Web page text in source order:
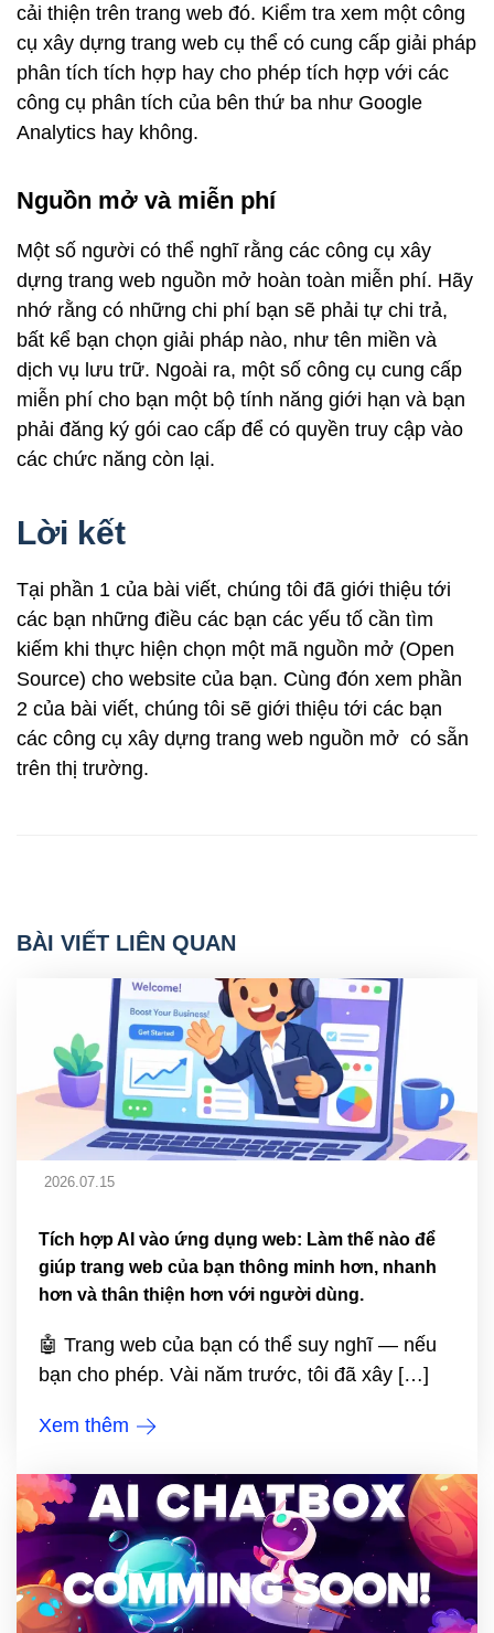
cải thiện trên trang web đó. Kiểm tra xem một công
cụ xây dựng trang web cụ thể có cung cấp giải pháp
phân tích tích hợp hay cho phép tích hợp với các
công cụ phân tích của bên thứ ba như Google
Analytics hay không.
Nguồn mở và miễn phí
Một số người có thể nghĩ rằng các công cụ xây
dựng trang web nguồn mở hoàn toàn miễn phí. Hãy
nhớ rằng có những chi phí bạn sẽ phải tự chi trả,
bất kể bạn chọn giải pháp nào, như tên miền và
dịch vụ lưu trữ. Ngoài ra, một số công cụ cung cấp
miễn phí cho bạn một bộ tính năng giới hạn và bạn
phải đăng ký gói cao cấp để có quyền truy cập vào
các chức năng còn lại.
Lời kết
Tại phần 1 của bài viết, chúng tôi đã giới thiệu tới
các bạn những điều các bạn các yếu tố cần tìm
kiếm khi thực hiện chọn một mã nguồn mở (Open
Source) cho website của bạn. Cùng đón xem phần
2 của bài viết, chúng tôi sẽ giới thiệu tới các bạn
các công cụ xây dựng trang web nguồn mở có sẵn
trên thị trường.
BÀI VIẾT LIÊN QUAN
2026.07.15
Tích hợp AI vào ứng dụng web: Làm thế nào để
giúp trang web của bạn thông minh hơn, nhanh
hơn và thân thiện hơn với người dùng.
🤖 Trang web của bạn có thể suy nghĩ — nếu
bạn cho phép. Vài năm trước, tôi đã xây […]
Xem thêm